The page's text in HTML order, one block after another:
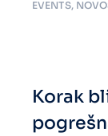
EVENTS,
Korak